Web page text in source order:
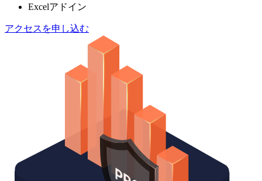
Excelアドイン
アクセスを申し込む